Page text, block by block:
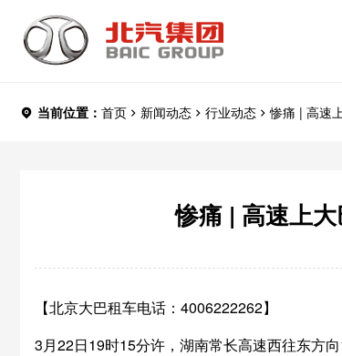
当前位置： 首页 新闻动态 行业动态
惨痛 | 高速
惨痛 | 高速上
【北京大巴租车电话：4006222262】
3月22日19时15分许，湖南常长高速西往东方